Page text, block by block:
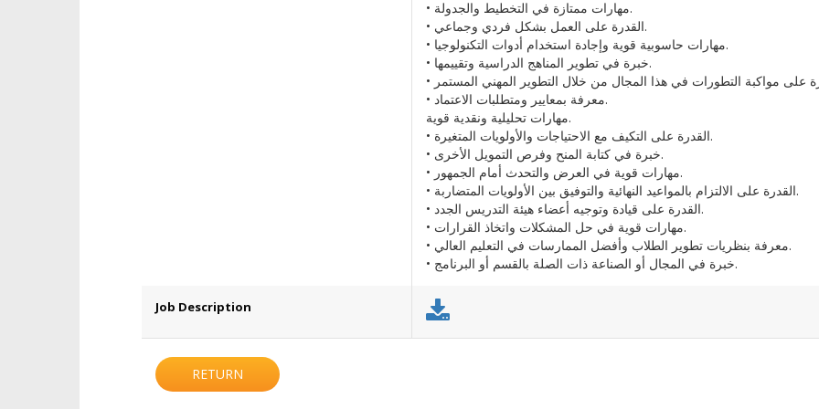
• مهارات ممتازة في التخطيط والجدولة.
• القدرة على العمل بشكل فردي وجماعي.
• مهارات حاسوبية قوية وإجادة استخدام أدوات التكنولوجيا.
• خبرة في تطوير المناهج الدراسية وتقييمها.
• معرفة بمعايير ومتطلبات الاعتماد.
مهارات تحليلية ونقدية قوية.
• القدرة على التكيف مع الاحتياجات والأولويات المتغيرة.
• خبرة في كتابة المنح وفرص التمويل الأخرى.
• مهارات قوية في العرض والتحدث أمام الجمهور.
• القدرة على الالتزام بالمواعيد النهائية والتوفيق بين الأولويات المتضاربة.
• القدرة على قيادة وتوجيه أعضاء هيئة التدريس الجدد.
• مهارات قوية في حل المشكلات واتخاذ القرارات.
• معرفة بنظريات تطوير الطلاب وأفضل الممارسات في التعليم العالي.
• خبرة في المجال أو الصناعة ذات الصلة بالقسم أو البرنامج.
Job Description
RETURN